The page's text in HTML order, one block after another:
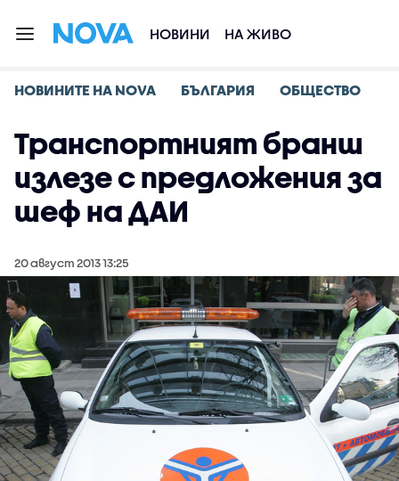
НОВИНИ НА ЖИВО
НОВИНИТЕ НА NOVA БЪЛГАРИЯ ОБЩЕСТВО
Транспортният бранш
излезе с предложения за
шеф на ДАИ
20 август 2013 13:25